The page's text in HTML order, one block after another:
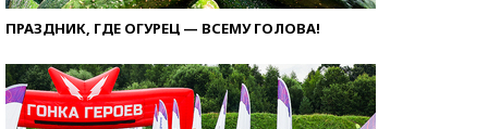
ПРАЗДНИК, ГДЕ ОГУРЕЦ — ВСЕМУ ГОЛОВА!